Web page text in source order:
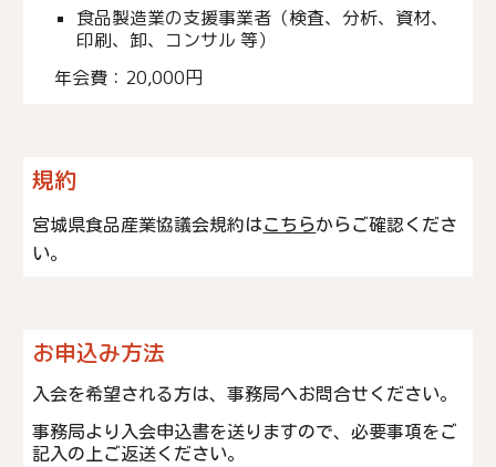
食品製造業の支援事業者（検査、分析、資材、
印刷、卸、コンサル 等）
年会費：20,000円
規約
宮城県食品産業協議会規約はこちらからご確認くださ
い。
お申込み方法
入会を希望される方は、事務局へお問合せください。
事務局より入会申込書を送りますので、必要事項をご
記入の上ご返送ください。